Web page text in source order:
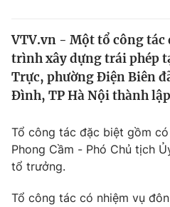
Thế giới
Tin tức
Thế giới đó đây
Câu chuyện quốc tế
Kinh tế
Tài chính
Thị trường
Góc doanh nghiệp
Dữ liệu và đời sống
Truyền hình
VTV.vn - Một tổ công tác
trình xây dựng trái phép
Trực, phường Điện Biên
Đình, TP Hà Nội thành
Tổ công tác đặc biệt gồm
Phong Cầm - Phó Chủ tịch
tổ trưởng.
Tổ công tác có nhiệm vụ